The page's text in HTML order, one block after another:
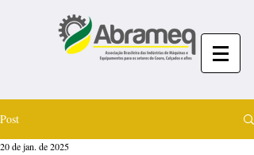
Post
20 de jan. de 2025